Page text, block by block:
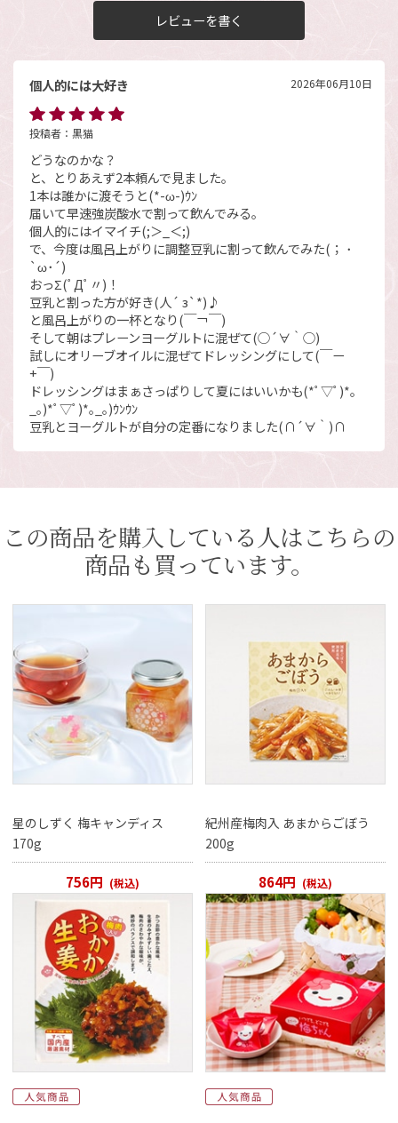
レビューを書く
個人的には大好き 2026年06月10日
投稿者： 黒猫
どうなのかな？
と、とりあえず2本頼んで見ました。
1本は誰かに渡そうと(*-ω-)ｳﾝ
届いて早速強炭酸水で割って飲んでみる。
個人的にはイマイチ(;＞_＜;)
で、今度は風呂上がりに調整豆乳に割って飲んでみた(； ･
`ω･´)
おっΣ(ﾟДﾟ〃)！
豆乳と割った方が好き(人´ з`*)♪
と風呂上がりの一杯となり(￣￢￣)
そして朝はプレーンヨーグルトに混ぜて(○´∀｀○)
試しにオリーブオイルに混ぜてドレッシングにして(￣ー
+￣)
ドレッシングはまぁさっぱりして夏にはいいかも(*ﾟ▽ﾟ)*｡
_｡)*ﾟ▽ﾟ)*｡_｡)ｳﾝｳﾝ
豆乳とヨーグルトが自分の定番になりました(∩´∀｀)∩
この商品を購入している人はこちらの
商品も買っています。
星のしずく 梅キャンディス
170g
756円 (税込)
紀州産梅肉入 あまからごぼう
200g
864円 (税込)